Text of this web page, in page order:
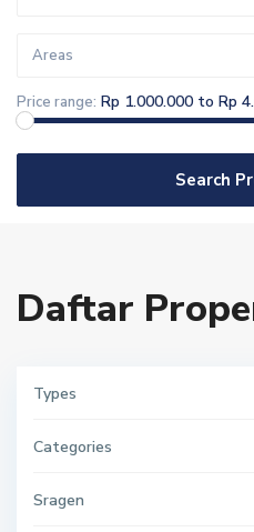
Areas
Price range: Rp 1.000.000 to Rp
Search
Daftar
Types
Categories
Sragen